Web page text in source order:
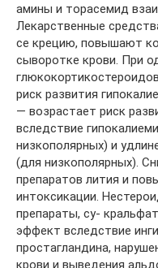
амины и торасемид
Лекарственные
се­ крецию, повышают
сыворотке крови. При
риск развития
— возрастает риск
вследствие
низкополярных) и
(для низкополярных).
препаратов лития и
интоксикации.
препараты, су-
эффект вследствие
простагландина,
крови и выведения